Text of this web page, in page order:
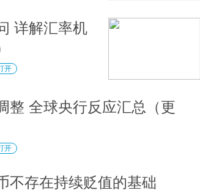
详解汇率机
开
整 全球央行反应汇总（更
开
不存在持续贬值的基础